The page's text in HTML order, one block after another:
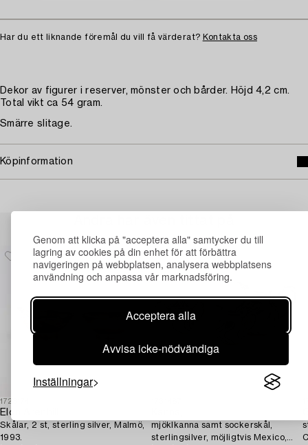
Genom att klicka på "acceptera alla" samtycker du till
lagring av cookies på din enhet för att förbättra
navigeringen på webbplatsen, analysera webbplatsens
användning och anpassa vår marknadsföring.
Acceptera alla
Avvisa icke-nödvändiga
Inställningar
Har du ett liknande föremål du vill få värderat? Kontakta oss
Dekor av figurer i reserver, mönster och bårder. Höjd 4,2 cm.
Total vikt ca 54 gram.
Smärre slitage.
Köpinformation
1723174
Elon Arenhill
Skålar, 2 st, sterling silver, Malmö,
1993.
mjöklkanna samt sockerskål,
sterlingsilver, möjligtvis Mexico,